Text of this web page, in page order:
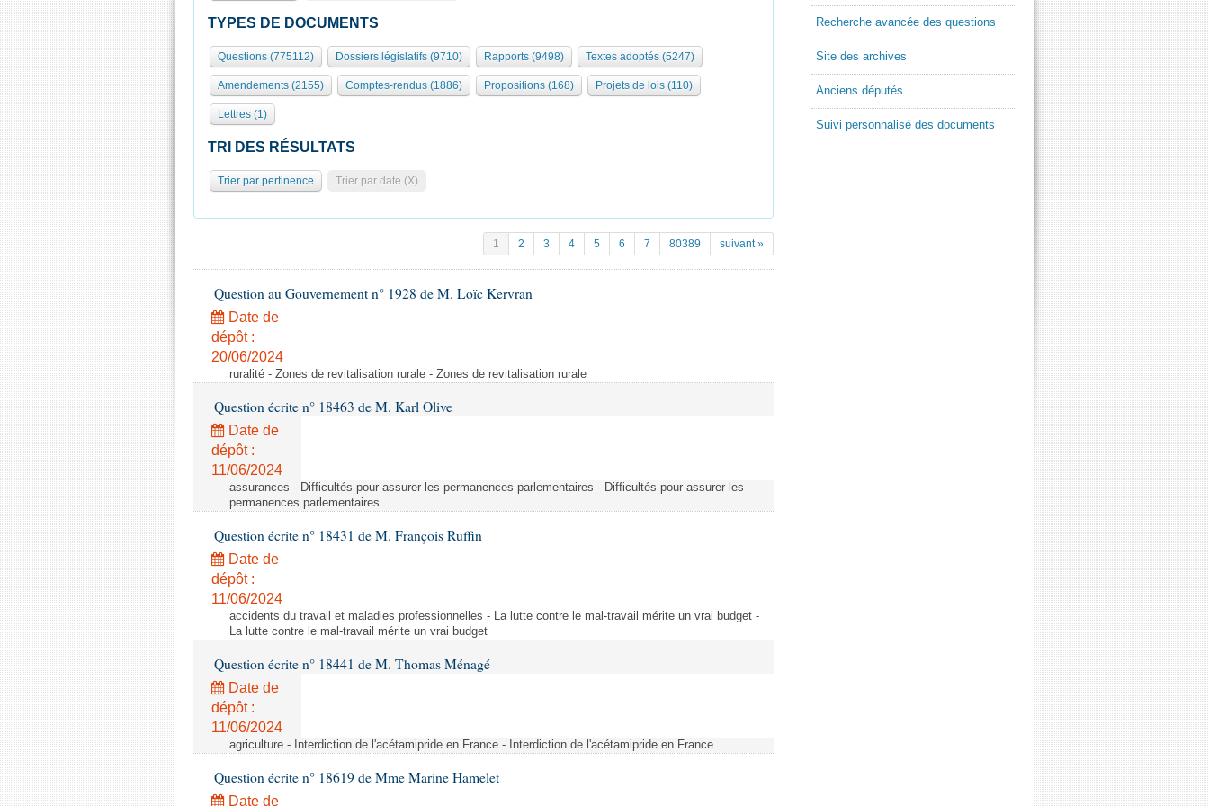
TYPES DE DOCUMENTS
Questions (775112) Dossiers législatifs (9710) Rapports (9498) Textes adoptés (5247)
Amendements (2155) Comptes-rendus (1886) Propositions (168) Projets de lois (110)
Lettres (1)
TRI DES RÉSULTATS
Trier par pertinence Trier par date (X)
1 2 3 4 5 6 7 80389 suivant »
Question au Gouvernement n° 1928 de M. Loïc Kervran
Date de
dépôt :
20/06/2024
ruralité - Zones de revitalisation rurale - Zones de revitalisation rurale
Question écrite n° 18463 de M. Karl Olive
Date de
dépôt :
11/06/2024
assurances - Difficultés pour assurer les permanences parlementaires - Difficultés pour assurer les
permanences parlementaires
Question écrite n° 18431 de M. François Ruffin
Date de
dépôt :
11/06/2024
accidents du travail et maladies professionnelles - La lutte contre le mal-travail mérite un vrai budget -
La lutte contre le mal-travail mérite un vrai budget
Question écrite n° 18441 de M. Thomas Ménagé
Date de
dépôt :
11/06/2024
agriculture - Interdiction de l'acétamipride en France - Interdiction de l'acétamipride en France
Question écrite n° 18619 de Mme Marine Hamelet
Date de
Recherche avancée des questions
Site des archives
Anciens députés
Suivi personnalisé des documents